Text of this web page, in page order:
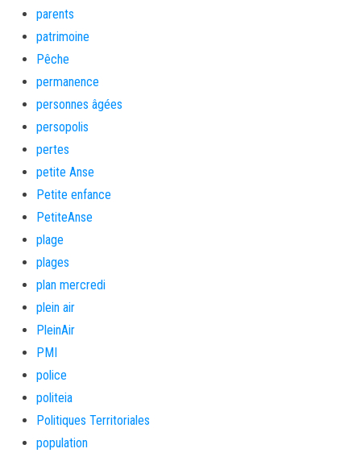
parents
patrimoine
Pêche
permanence
personnes âgées
persopolis
pertes
petite Anse
Petite enfance
PetiteAnse
plage
plages
plan mercredi
plein air
PleinAir
PMI
police
politeia
Politiques Territoriales
population